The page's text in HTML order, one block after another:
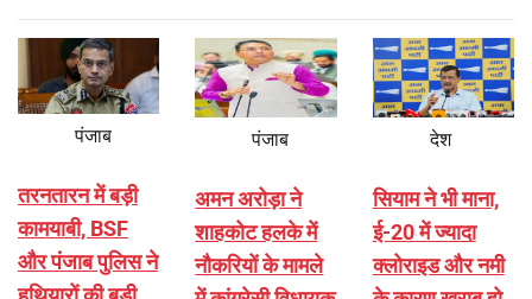
पंजाब
तरनतारन में बड़ी
कामयाबी, BSF
और पंजाब पुलिस ने
पंजाब
अमन अरोड़ा ने
शाहकोट हलके में
नौकरियों के मामले
देश
सियाम ने भी माना,
ई-20 में ज्यादा
क्लोराइड और नमी